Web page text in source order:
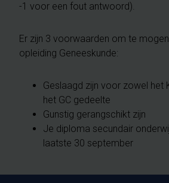
-1 voor een fout antwoord).
Er zijn 3 voorwaarden om te
opleiding Geneeskunde:
Geslaagd zijn voor zowel het
het GC gedeelte
Gunstig gerangschikt zijn
Je diploma secundair
laatste 30 september